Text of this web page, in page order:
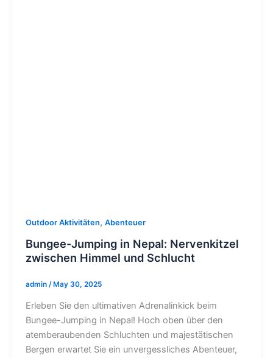
Outdoor Aktivitäten, Abenteuer
Bungee-Jumping in Nepal: Nervenkitzel
zwischen Himmel und Schlucht
admin /May 30, 2025
Erleben Sie den ultimativen Adrenalinkick beim
Bungee-Jumping in Nepal! Hoch oben über den
atemberaubenden Schluchten und majestätischen
Bergen erwartet Sie ein unvergessliches Abenteuer,